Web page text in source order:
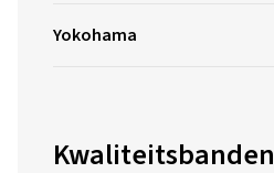
Yokohama
Kwaliteitsbanden